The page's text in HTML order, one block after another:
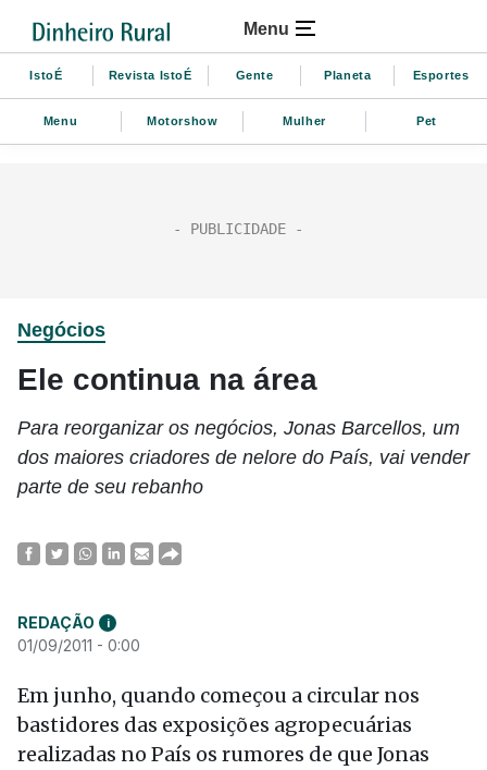
Menu
IstoÉ Revista IstoÉ Gente Planeta Esportes
Menu Motorshow Mulher Pet
Negócios
Ele continua na área
Para reorganizar os negócios, Jonas Barcellos, um
dos maiores criadores de nelore do País, vai vender
parte de seu rebanho
REDAÇÃO i
01/09/2011 - 0:00
Em junho, quando começou a circular nos
bastidores das exposições agropecuárias
realizadas no País os rumores de que Jonas